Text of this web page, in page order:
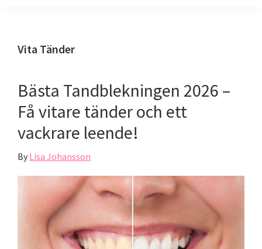
Vita Tänder
Bästa Tandblekningen 2026 –
Få vitare tänder och ett
vackrare leende!
By Lisa Johansson